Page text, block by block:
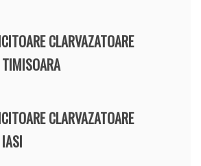
CLARVAZATOARE
CLARVAZATOARE